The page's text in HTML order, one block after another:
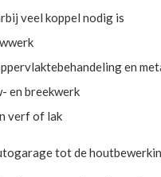
veel koppel nodig is
en
en breekwerk
verf of lak
tot de